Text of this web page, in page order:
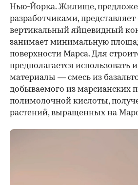
Нью-Йорка. Жилище,
разработчиками, представляет
вертикальный яйцевидный
занимает минимальную
поверхности Марса. Для
предполагается
материалы — смесь из
добываемого из марсианских
полимолочной кислоты,
растений, выращенных на